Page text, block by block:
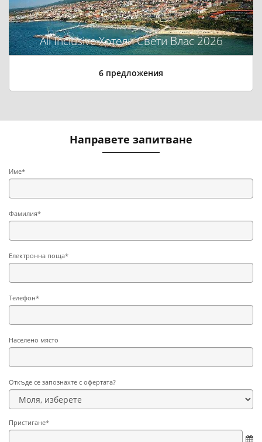
All Inclusive Хотели Свети Влас 2026
6 предложения
Направете запитване
Име*
Фамилия*
Електронна поща*
Телефон*
Населено място
Откъде се запознахте с офертата?
Пристигане*